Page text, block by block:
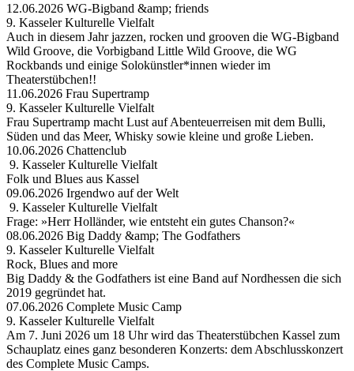
12.06.2026 WG-Bigband &amp; friends
9. Kasseler Kulturelle Vielfalt
Auch in diesem Jahr jazzen, rocken und grooven die WG-Bigband
Wild Groove, die Vorbigband Little Wild Groove, die WG
Rockbands und einige Solokünstler*innen wieder im
Theaterstübchen!!
11.06.2026 Frau Supertramp
9. Kasseler Kulturelle Vielfalt
Frau Supertramp macht Lust auf Abenteuerreisen mit dem Bulli,
Süden und das Meer, Whisky sowie kleine und große Lieben.
10.06.2026 Chattenclub
9. Kasseler Kulturelle Vielfalt
Folk und Blues aus Kassel
09.06.2026 Irgendwo auf der Welt
9. Kasseler Kulturelle Vielfalt
Frage: »Herr Holländer, wie entsteht ein gutes Chanson?«
08.06.2026 Big Daddy &amp; The Godfathers
9. Kasseler Kulturelle Vielfalt
Rock, Blues and more
Big Daddy & the Godfathers ist eine Band auf Nordhessen die sich
2019 gegründet hat.
07.06.2026 Complete Music Camp
9. Kasseler Kulturelle Vielfalt
Am 7. Juni 2026 um 18 Uhr wird das Theaterstübchen Kassel zum
Schauplatz eines ganz besonderen Konzerts: dem Abschlusskonzert
des Complete Music Camps.